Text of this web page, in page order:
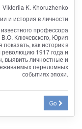
Viktoriia K. Khoruzhenko
и история в личности
профессора
В.О. Ключевского, Юрия
как историк в
революцию 1917 года и
выявить личностные и
переломных
событиях эпохи.
Go